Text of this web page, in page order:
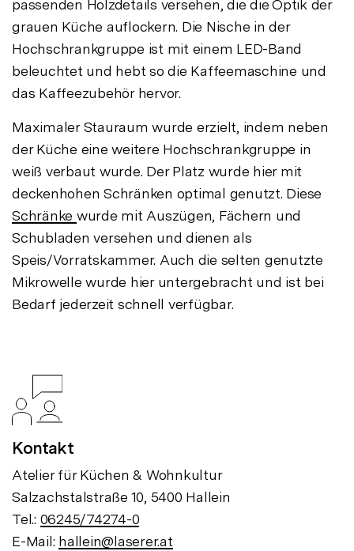
passenden Holzdetails versehen, die die Optik der
grauen Küche auflockern. Die Nische in der
Hochschrankgruppe ist mit einem LED-Band
beleuchtet und hebt so die Kaffeemaschine und
das Kaffeezubehör hervor.
Maximaler Stauraum wurde erzielt, indem neben
der Küche eine weitere Hochschrankgruppe in
weiß verbaut wurde. Der Platz wurde hier mit
deckenhohen Schränken optimal genutzt. Diese
Schränke wurde mit Auszügen, Fächern und
Schubladen versehen und dienen als
Speis/Vorratskammer. Auch die selten genutzte
Mikrowelle wurde hier untergebracht und ist bei
Bedarf jederzeit schnell verfügbar.
Kontakt
Atelier für Küchen & Wohnkultur
Salzachstalstraße 10, 5400 Hallein
Tel.: 06245/74274-0
E-Mail: hallein@laserer.at